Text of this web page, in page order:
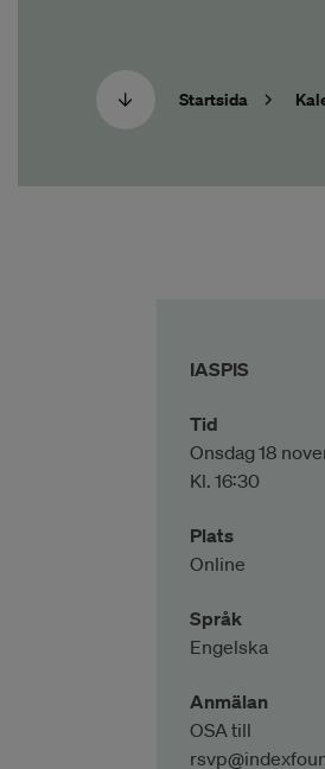
Startsida
IASPIS
Tid
Onsdag 18
Kl. 16:30
Plats
Online
Språk
Engelska
Anmälan
OSA till